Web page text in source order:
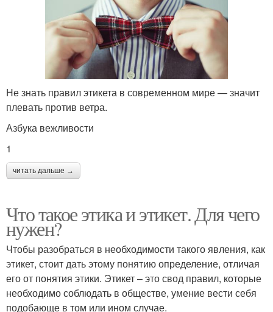
Не знать правил этикета в современном мире — значит
плевать против ветра.
Азбука вежливости
1
читать дальше →
Что такое этика и этикет. Для чего
нужен?
Чтобы разобраться в необходимости такого явления, как
этикет, стоит дать этому понятию определение, отличая
его от понятия этики. Этикет – это свод правил, которые
необходимо соблюдать в обществе, умение вести себя
подобающе в том или ином случае.